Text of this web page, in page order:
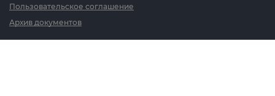
Пользовательское соглашение
Архив документов